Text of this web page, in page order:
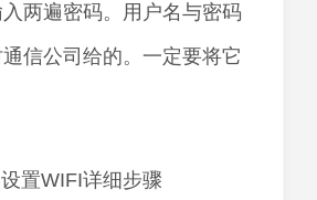
两遍密码。用户名与密码
信公司给的。一定要将它